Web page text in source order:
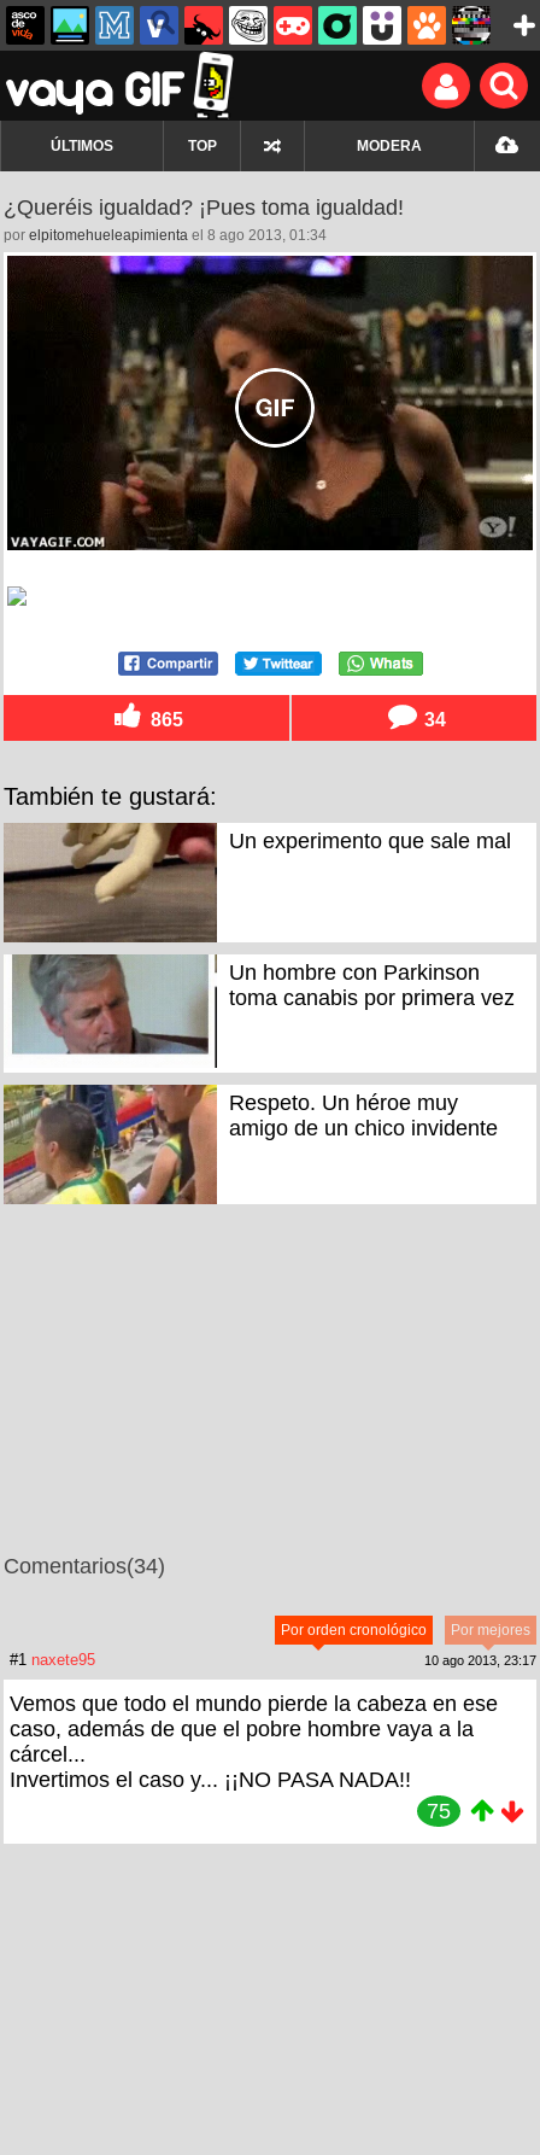
ÚLTIMOS TOP MODERA
¿Queréis igualdad? ¡Pues toma igualdad!
por elpitomehueleapimienta el 8 ago 2013, 01:34
865 34
También te gustará:
Un experimento que sale mal
Un hombre con Parkinson
toma canabis por primera vez
Respeto. Un héroe muy
amigo de un chico invidente
Comentarios(34)
Por mejores
Por orden cronológico
#1 naxete95 10 ago 2013, 23:17
Vemos que todo el mundo pierde la cabeza en ese
caso, además de que el pobre hombre vaya a la
cárcel...
Invertimos el caso y... ¡¡NO PASA NADA!!
75